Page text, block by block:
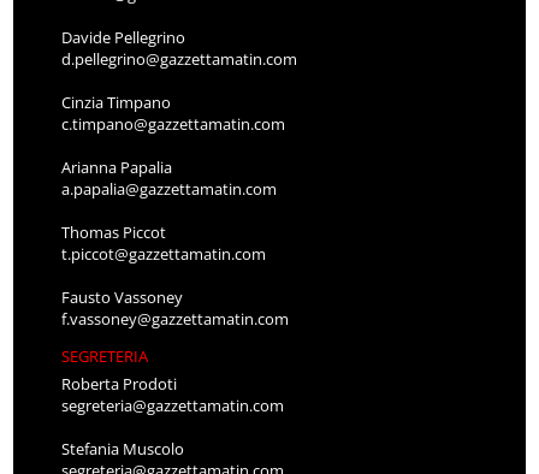
Davide Pellegrino
d.pellegrino@gazzettamatin.com
Cinzia Timpano
c.timpano@gazzettamatin.com
Arianna Papalia
a.papalia@gazzettamatin.com
Thomas Piccot
t.piccot@gazzettamatin.com
Fausto Vassoney
f.vassoney@gazzettamatin.com
SEGRETERIA
Roberta Prodoti
segreteria@gazzettamatin.com
Stefania Muscolo